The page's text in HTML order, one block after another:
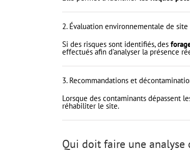
2. Évaluation environnementale de site
Si des risques sont identifiés, des
effectués afin d’analyser la présence
3. Recommandations et
Lorsque des contaminants dépassent
réhabiliter le site.
Qui doit faire une analyse